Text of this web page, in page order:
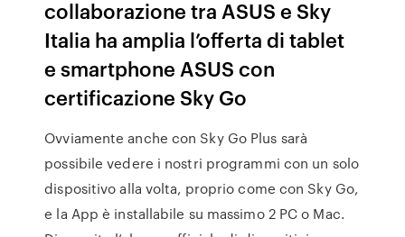
collaborazione tra ASUS e Sky
Italia ha amplia l’offerta di tablet
e smartphone ASUS con
certificazione Sky Go
Ovviamente anche con Sky Go Plus sarà
possibile vedere i nostri programmi con un solo
dispositivo alla volta, proprio come con Sky Go,
e la App è installabile su massimo 2 PC o Mac.